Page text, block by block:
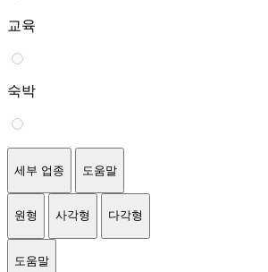
교육
숙박
세부 업종 도움말
원형 사각형 다각형
도움말